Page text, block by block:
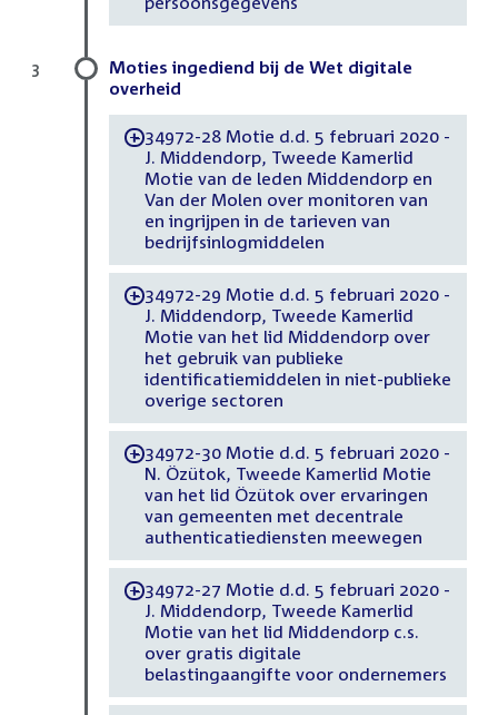
Moties ingediend bij de Wet digitale
overheid
-34972-28 Motie d.d. 5 februari 2020 -
J. Middendorp, Tweede Kamerlid
Motie van de leden Middendorp en
Van der Molen over monitoren van
en ingrijpen in de tarieven van
bedrijfsinlogmiddelen
-34972-29 Motie d.d. 5 februari 2020 -
J. Middendorp, Tweede Kamerlid
Motie van het lid Middendorp over
het gebruik van publieke
identificatiemiddelen in niet-publieke
overige sectoren
-34972-30 Motie d.d. 5 februari 2020 -
N. Özütok, Tweede Kamerlid Motie
van het lid Özütok over ervaringen
van gemeenten met decentrale
authenticatiediensten meewegen
-34972-27 Motie d.d. 5 februari 2020 -
J. Middendorp, Tweede Kamerlid
Motie van het lid Middendorp c.s.
over gratis digitale
belastingaangifte voor ondernemers
3